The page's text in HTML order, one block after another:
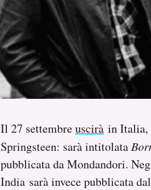
Il 27 settembreuscirà in Italia,
Springsteen: sarà intitolata
pubblicata da Mondandori.
India sarà invece pubblicata